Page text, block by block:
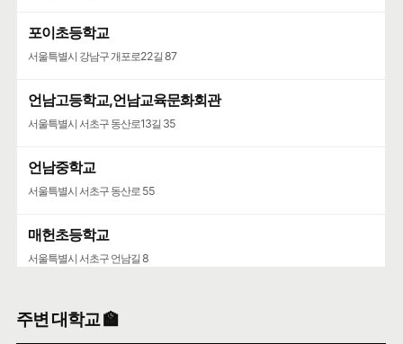
포이초등학교
서울특별시 강남구 개포로22길 87
언남고등학교,언남교육문화회관
서울특별시 서초구 동산로13길 35
언남중학교
서울특별시 서초구 동산로 55
매헌초등학교
서울특별시 서초구 언남길 8
서울특별시 강남구 선릉로 9
주변 대학교 🏫